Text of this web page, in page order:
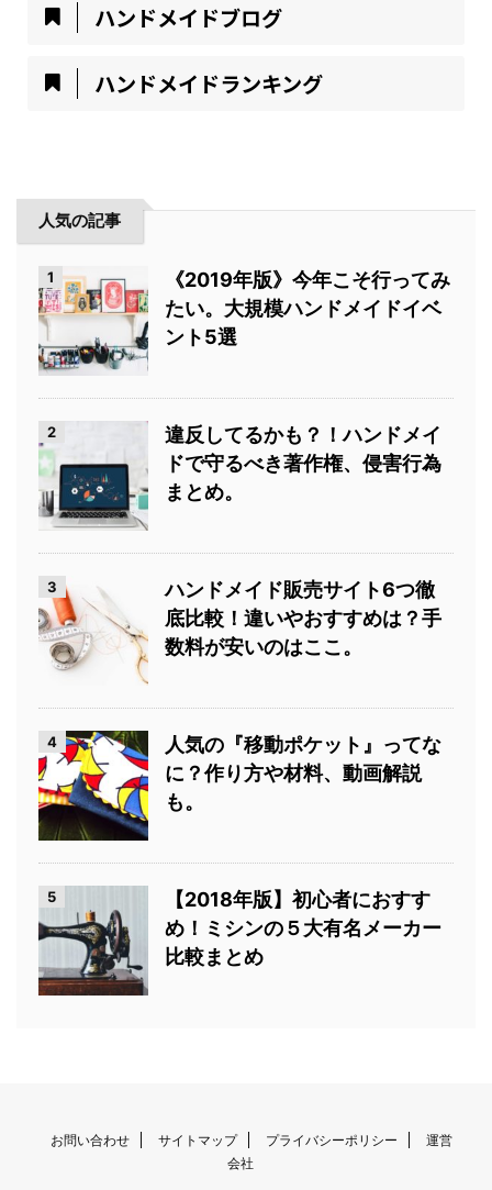
ハンドメイドブログ
ハンドメイドランキング
人気の記事
1
《2019年版》今年こそ行ってみ
たい。大規模ハンドメイドイベ
ント5選
2
違反してるかも？！ハンドメイ
ドで守るべき著作権、侵害行為
まとめ。
3
ハンドメイド販売サイト6つ徹
底比較！違いやおすすめは？手
数料が安いのはここ。
4
人気の『移動ポケット』ってな
に？作り方や材料、動画解説
も。
5
【2018年版】初心者におすす
め！ミシンの５大有名メーカー
比較まとめ
お問い合わせ サイトマップ プライバシーポリシー
運営
会社